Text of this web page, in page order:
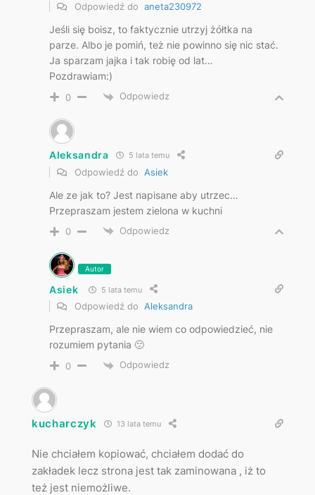
Odpowiedź do aneta230972
Jeśli się boisz, to faktycznie utrzyj żółtka na
parze. Albo je pomiń, też nie powinno się nic stać.
Ja sparzam jajka i tak robię od lat…
Pozdrawiam:)
0 Odpowiedz
Aleksandra 5 lata temu
Odpowiedź do Asiek
Ale ze jak to? Jest napisane aby utrzec…
Przepraszam jestem zielona w kuchni
0 Odpowiedz
Autor
Asiek 5 lata temu
Odpowiedź do Aleksandra
Przepraszam, ale nie wiem co odpowiedzieć, nie
rozumiem pytania 🙁
0 Odpowiedz
kucharczyk 13 lata temu
Nie chciałem kopiować, chciałem dodać do
zakładek lecz strona jest tak zaminowana , iż to
też jest niemożliwe.